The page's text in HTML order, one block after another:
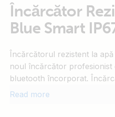
example
Multiplus-
Orion
SmartShunt
Încărcător
Blue Smart
Încărcătorul rezistent la
noul încărcător profesionist
bluetooth încorporat.
Blue Smart IP67 poate fi
Read more